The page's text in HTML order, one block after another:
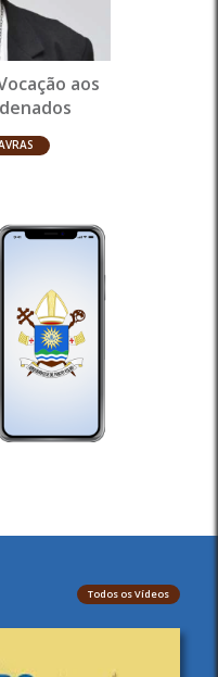
aos
Todos os Vídeos